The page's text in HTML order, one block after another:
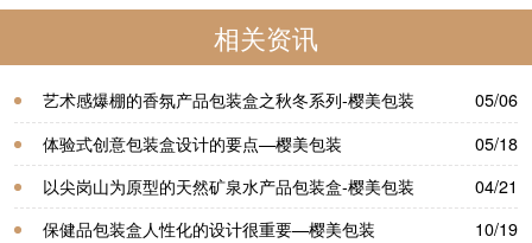
相关资讯
艺术感爆棚的香氛产品包装盒之秋冬系列-樱美包装
05/06
体验式创意包装盒设计的要点—樱美包装
05/18
以尖岗山为原型的天然矿泉水产品包装盒-樱美包装
04/21
保健品包装盒人性化的设计很重要—樱美包装
10/19